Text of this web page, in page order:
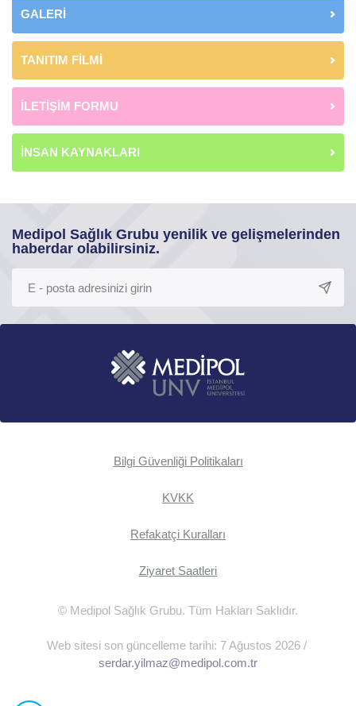
GALERİ
TANITIM FİLMİ
İLETİŞİM FORMU
İNSAN KAYNAKLARI
Medipol Sağlık Grubu yenilik ve gelişmelerinden
haberdar olabilirsiniz.
Bilgi Güvenliği Politikaları
KVKK
Refakatçi Kuralları
Ziyaret Saatleri
© Medipol Sağlık Grubu. Tüm Hakları Saklıdır.
Web sitesi son güncelleme tarihi: 7 Ağustos 2026 /
serdar.yilmaz@medipol.com.tr